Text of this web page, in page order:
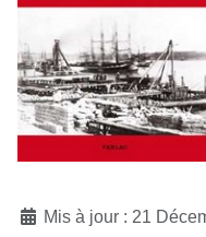
Mis à jour : 21